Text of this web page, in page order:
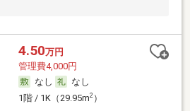
4.50万円
管理費4,000円
なし
なし
1階 / 1K（29.95m2）